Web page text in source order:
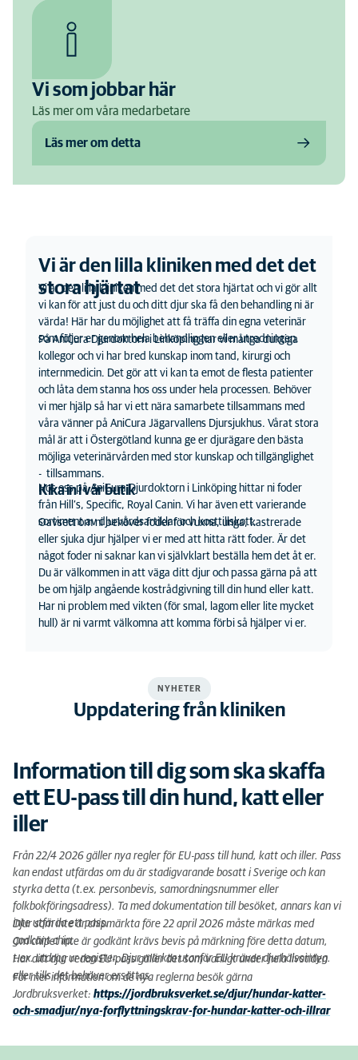
Vi som jobbar här
Läs mer om våra medarbetare
Läs mer om detta
Vi är den lilla kliniken med det det
stora hjärtat
Vi är den lilla kliniken med det det stora hjärtat och vi gör allt
vi kan för att just du och ditt djur ska få den behandling ni är
värda! Här har du möjlighet att få träffa din egna veterinär
som följer er genom hela behandlingen eller utredningen.
På AniCura Djurdoktorn i Linköping har vi många duktiga
kollegor och vi har bred kunskap inom tand, kirurgi och
internmedicin. Det gör att vi kan ta emot de flesta patienter
och låta dem stanna hos oss under hela processen. Behöver
vi mer hjälp så har vi ett nära samarbete tillsammans med
våra vänner på AniCura Jägarvallens Djursjukhus. Vårat stora
mål är att i Östergötland kunna ge er djurägare den bästa
möjliga veterinärvården med stor kunskap och tillgänglighet
- tillsammans.
Kika in i vår butik
Hos oss på AniCura Djurdoktorn i Linköping hittar ni foder
från Hill’s, Specific, Royal Canin. Vi har även ett varierande
sortiment av djurvårdsartiklar och kosttillskott.
Oavsett om ni behöver foder för vuxna, unga, kastrerade
eller sjuka djur hjälper vi er med att hitta rätt foder. Är det
något foder ni saknar kan vi självklart beställa hem det åt er.
Du är välkommen in att väga ditt djur och passa gärna på att
be om hjälp angående kostrådgivning till din hund eller katt.
Har ni problem med vikten (för smal, lagom eller lite mycket
hull) är ni varmt välkomna att komma förbi så hjälper vi er.
NYHETER
Uppdatering från kliniken
Information till dig som ska skaffa
ett EU-pass till din hund, katt eller
iller
Från 22/4 2026 gäller nya regler för EU-pass till hund, katt och iller. Pass
kan endast utfärdas om du är stadigvarande bosatt i Sverige och kan
styrka detta (t.ex. personbevis, samordningsnummer eller
folkbokföringsadress). Ta med dokumentation till besöket, annars kan vi
inte utfärda ett pass.
Djur som inte är chipmärkta före 22 april 2026 måste märkas med
godkänt chip.
Om chipet inte är godkänt krävs bevis på märkning före detta datum,
t.ex. utdrag ur register. Djur märkta utanför EU kräver djurhälsointyg.
Har ditt djur redan EU-pass gäller det som vanligt under hela livstiden
eller tills det behöver ersättas.
För mer information om de nya reglerna besök gärna
Jordbruksverket: https://jordbruksverket.se/djur/hundar-katter-
och-smadjur/nya-forflyttningskrav-for-hundar-katter-och-illrar